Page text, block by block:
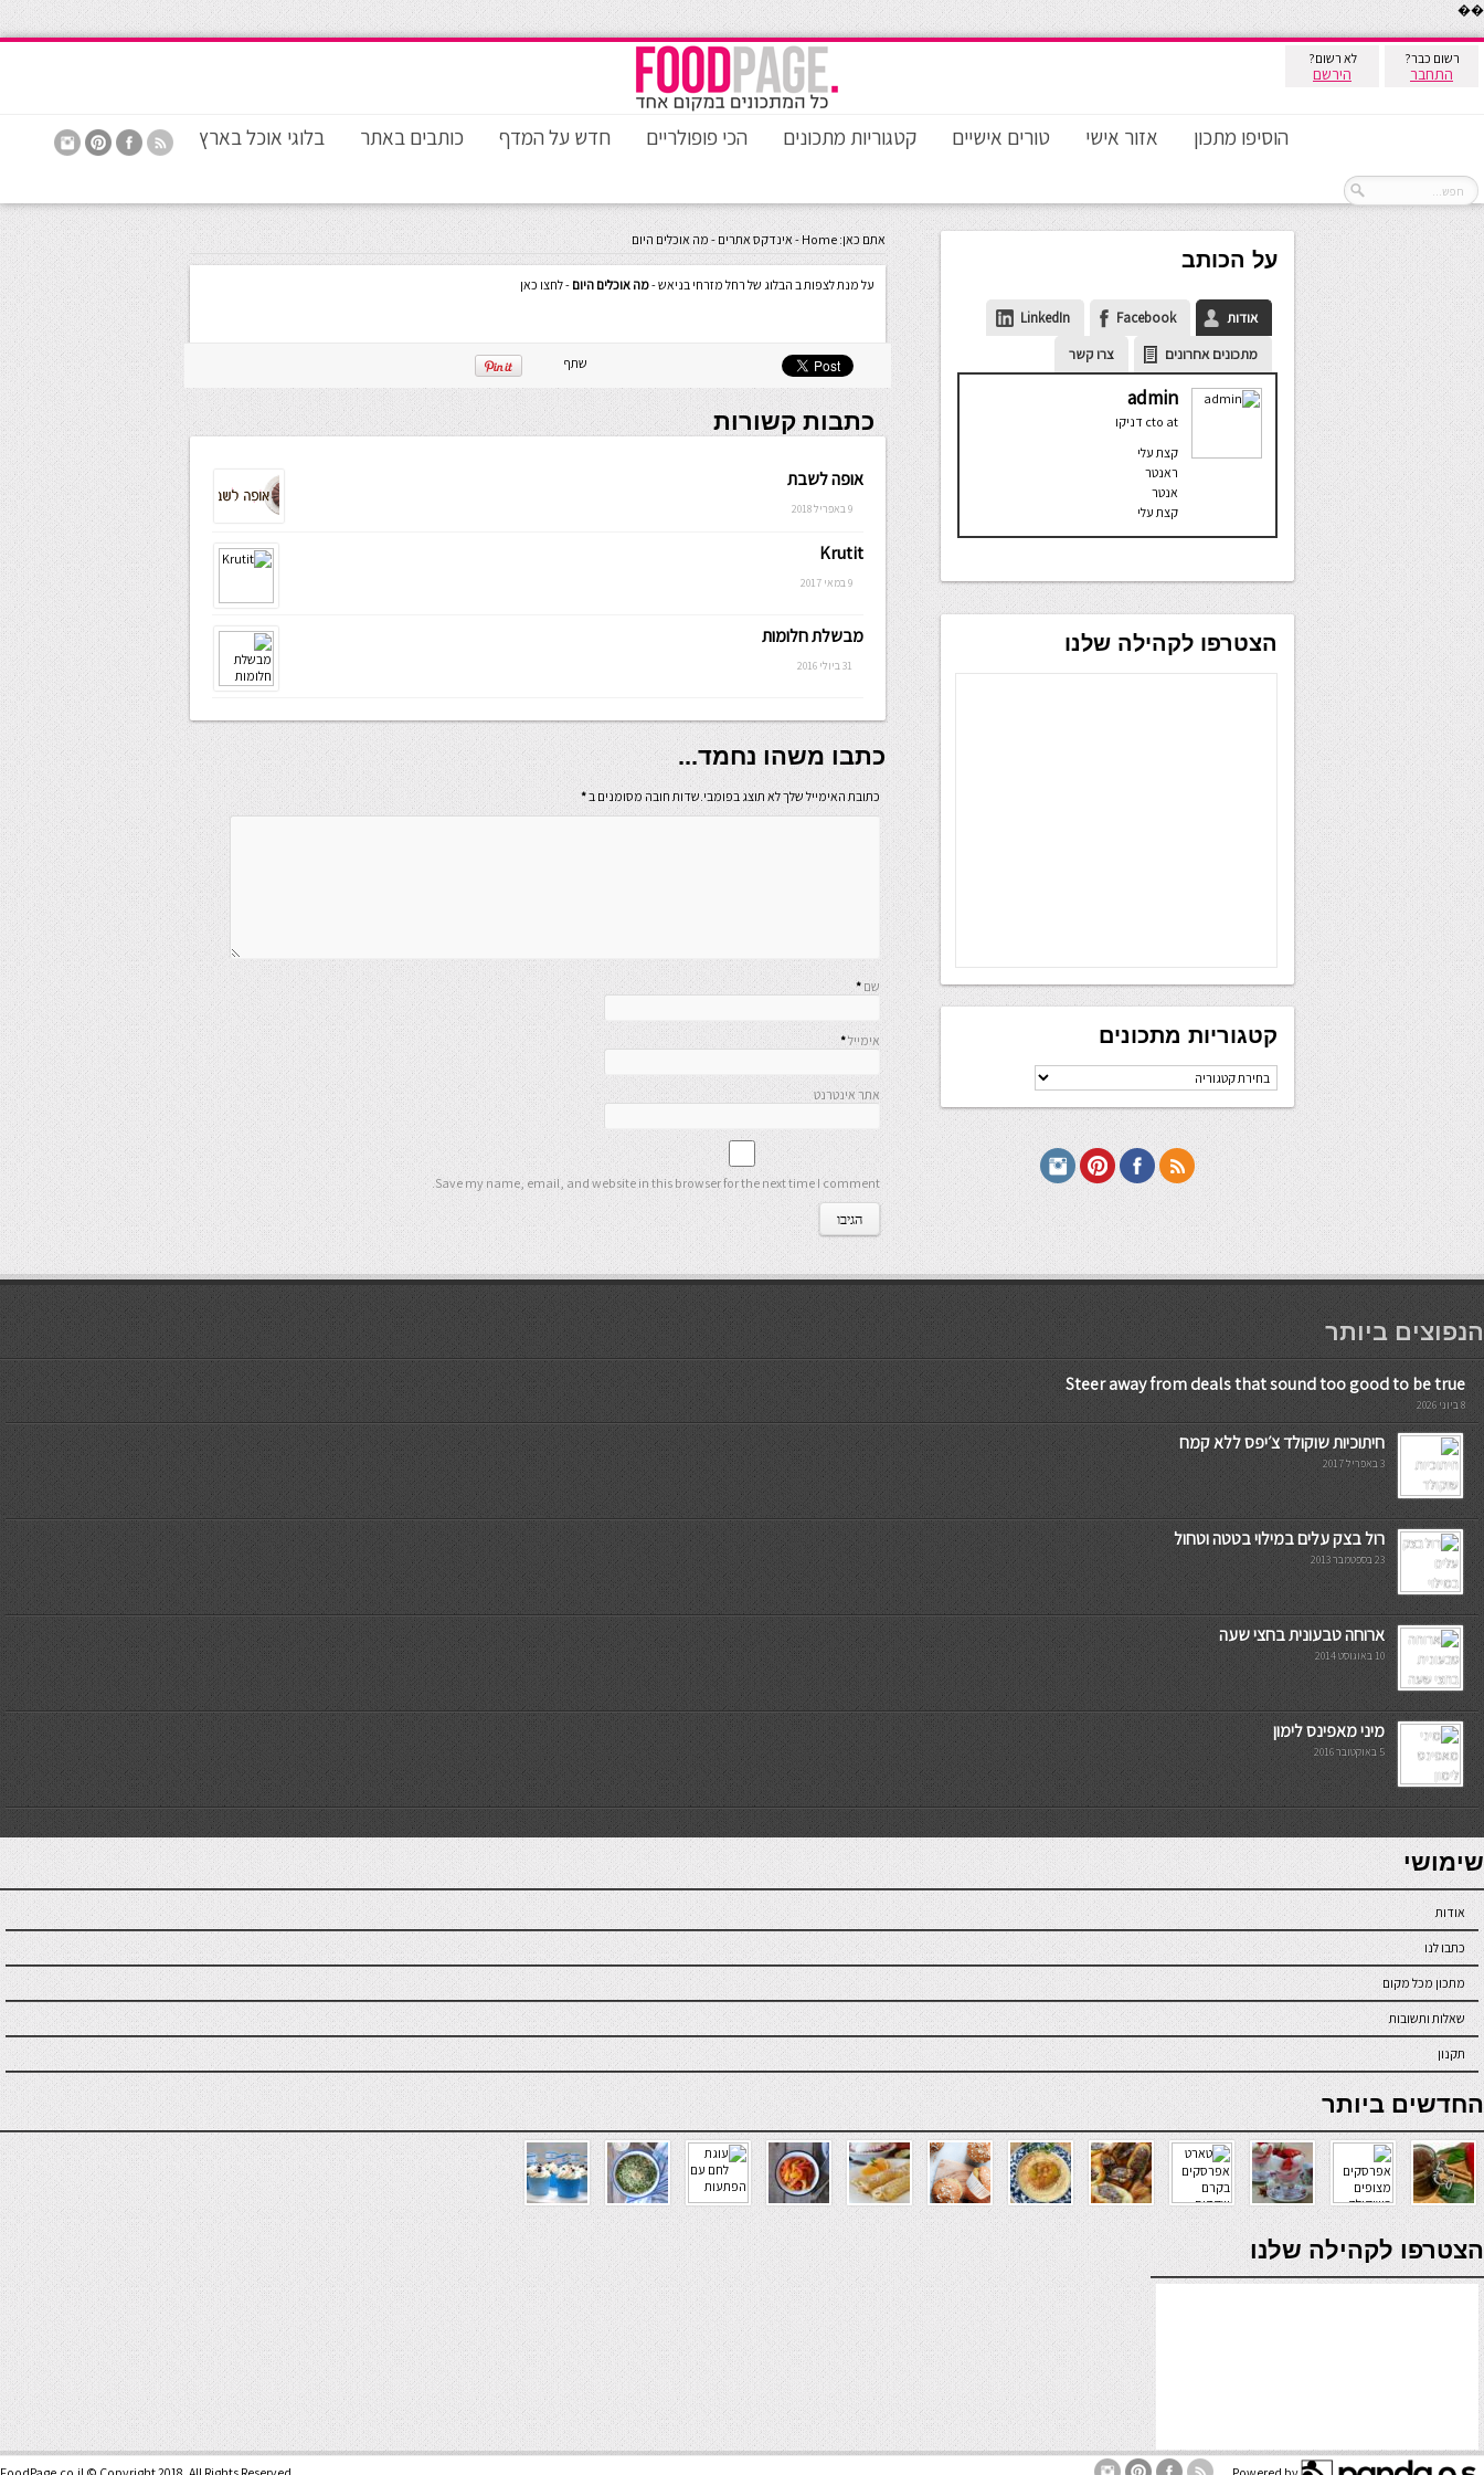
��
רשום כבר?
התחבר
לא רשום?
הירשם
הוסיפו מתכון אזור אישי טורים אישיים קטגוריות מתכונים הכי פופולריים חדש על המדף כותבים באתר בלוגי אוכל בארץ
אתם כאן: Home
-אינדקס אתרים - מה אוכלים היום
על מנת לצפות ב הבלוג של רחל מזרחי בניאש -מה אוכלים היום - לחצו כאן
שתף
כתבות קשורות
אופה לשבת
9 באפריל 2018
Krutit
9 במאי 2017
מבשלת חלומות
31 ביולי 2016
כתבו משהו נחמד...
כתובת האימייל שלך לא תוצג בפומבי.שדות חובה מסומנים ב*
שם *
אימייל*
אתר אינטרנט
Save my name, email, and website in this browser for the next time I comment.
על הכותב
אודות Facebook
LinkedIn
מתכונים אחרונים
צרו קשר
admin
cto at
דניקו
קצת עלי
ראנטר
אנטר
קצת עלי
הצטרפו לקהילה שלנו
קטגוריות מתכונים
קטגוריות
מתכונים
мостбет кг
הנפוצים ביותר
Steer away from deals that sound too good to be true
8 ביוני 2026
חיתוכיות שוקולד צ׳יפס ללא קמח
3 באפריל 2017
רול בצק עלים במילוי בטטה וטחול
23 בספטמבר 2013
ארוחה טבעונית בחצי שעה
10 באוגוסט 2014
מיני מאפינס לימון
5 באוקטובר 2016
7slots
seriöse online casinos österreich
שימושי
אודות
כתבו לנו
מתכון מכל מקום
שאלות ותשובות
תקנון
online casino
החדשים ביותר
verde casino
הצטרפו לקהילה שלנו